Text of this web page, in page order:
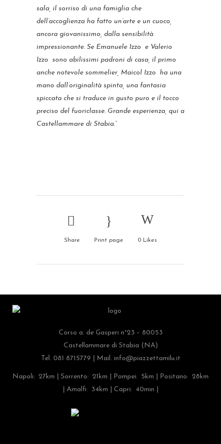
sala, il sorriso di una famiglia che
dell’accoglienza ha fatto un’arte e un cuoco,
ancora giovanissimo, dalla sensibilità
impressionante. Se Emanuele Izzo e Valerio
Izzo sono abilissimi padroni di casa, il primo
anche notevole sommelier, Maicol Izzo ha una
mano dall’originalità spinta, una fantasia
spiccata che si traduce in gusto puro e il tocco
preciso del fuoriclasse. Grande esperienza, qui a
Castellammare di Stabia.”
Share Print page 0 Likes
Corso a. de Gasperi n°23 – 80053
Castellammare di Stabia (NA)
Tel. 081 8715779 | Mail. info@piazzettamilu.it
Napoli: 27km | Sorrento: 21km | Pompei: 5km | Positano: 28km
| Amalfi: 34km | Capri: 40min |